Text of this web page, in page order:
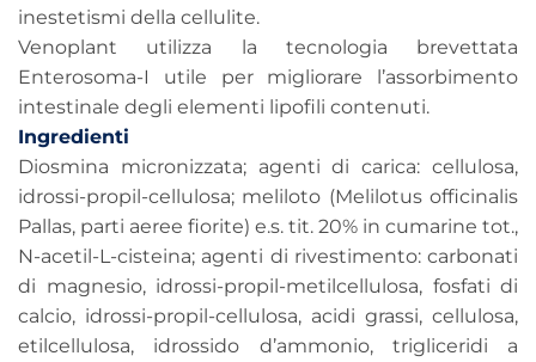
inestetismi della cellulite.
Venoplant utilizza la tecnologia brevettata
Enterosoma-I utile per migliorare l’assorbimento
intestinale degli elementi lipofili contenuti.
Ingredienti
Diosmina micronizzata; agenti di carica: cellulosa,
idrossi-propil-cellulosa; meliloto (Melilotus officinalis
Pallas, parti aeree fiorite) e.s. tit. 20% in cumarine tot.,
N-acetil-L-cisteina; agenti di rivestimento: carbonati
di magnesio, idrossi-propil-metilcellulosa, fosfati di
calcio, idrossi-propil-cellulosa, acidi grassi, cellulosa,
etilcellulosa, idrossido d’ammonio, trigliceridi a